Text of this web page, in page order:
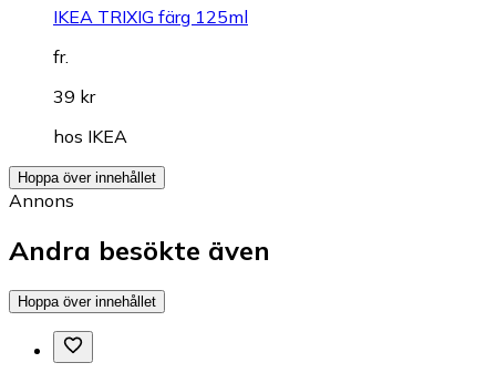
IKEA TRIXIG färg 125ml
fr.
39 kr
hos IKEA
Hoppa över innehållet
Annons
Andra besökte även
Hoppa över innehållet